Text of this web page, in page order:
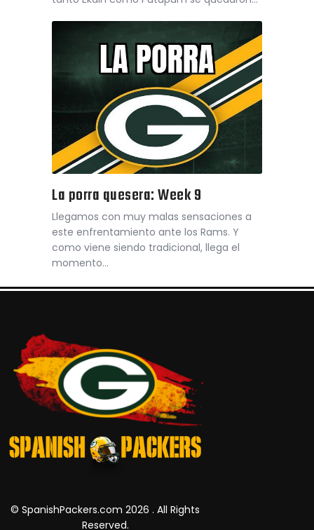
La porra quesera: Week 9
Llegamos con muy malas sensaciones a
este enfrentamiento ante los Rams. Y
como viene siendo tradicional, llega el
momento…
© SpanishPackers.com 2026 . All Rights
Reserved.